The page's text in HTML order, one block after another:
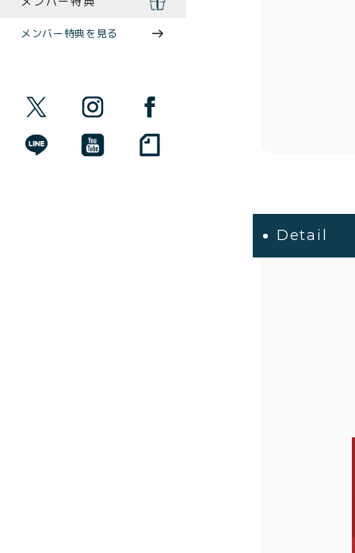
Detail
メンバー特典を見る